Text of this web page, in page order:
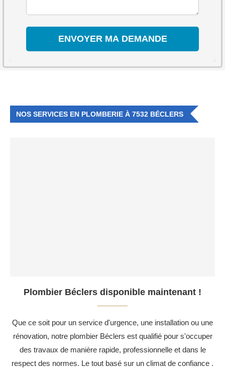
NOS SERVICES EN PLOMBERIE À 7532 BÉCLERS
Plombier Béclers disponible maintenant !
Que ce soit pour un service d'urgence, une installation ou une
rénovation, notre plombier Béclers est qualifié pour s'occuper
des travaux de manière rapide, professionnelle et dans le
respect des normes. Le tout basé sur un climat de confiance .